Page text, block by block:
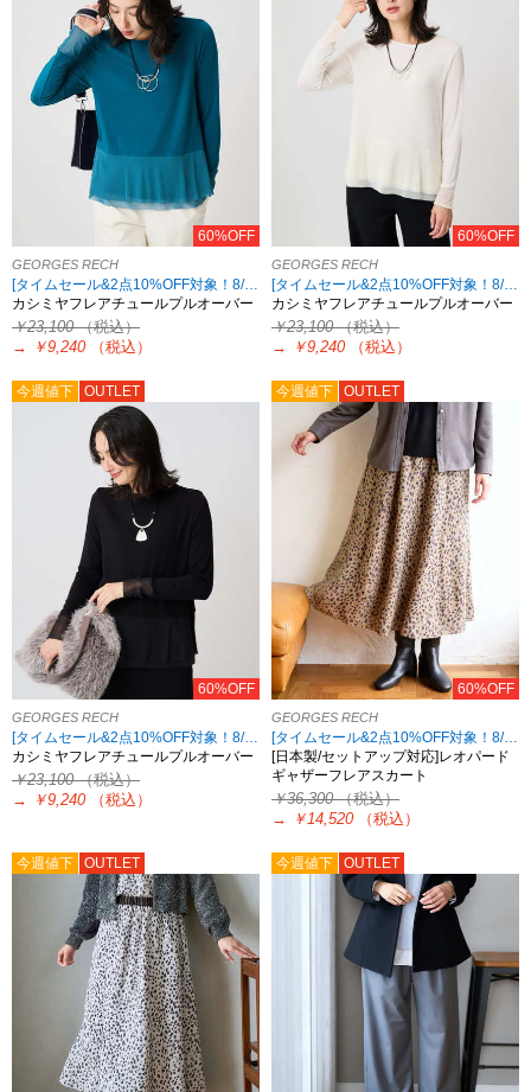
60%OFF
GEORGES RECH
[タイムセール&2点10%OFF対象！8/17 8:59まで アウトレット限定]
カシミヤフレアチュールプルオーバー
￥23,100（税込）
→
￥9,240 （税込）
60%OFF
GEORGES RECH
[タイムセール&2点10%OFF対象！8/17 8:59まで アウトレット限定]
カシミヤフレアチュールプルオーバー
￥23,100（税込）
→
￥9,240 （税込）
今週値下 OUTLET
60%OFF
GEORGES RECH
[タイムセール&2点10%OFF対象！8/17 8:59まで アウトレット限定]
カシミヤフレアチュールプルオーバー
￥23,100（税込）
→
￥9,240 （税込）
今週値下 OUTLET
60%OFF
GEORGES RECH
[タイムセール&2点10%OFF対象！8/17 8:59まで アウトレット限定]
[日本製/セットアップ対応]レオパード
ギャザーフレアスカート
￥36,300（税込）
→
￥14,520 （税込）
今週値下 OUTLET 今週値下 OUTLET